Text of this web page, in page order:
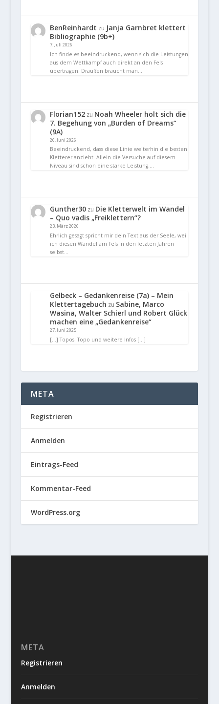
BenReinhardt zu Janja Garnbret klettert
Bibliographie (9b+)
7. Juli 2026
Ich finde es beeindruckend, wenn sich die Leistungen
aus dem Wettkampf auch direkt an den Fels
übertragen. Draußen braucht man…
Florian152zu Noah Wheeler holt sich die
7. Begehung von „Burden of Dreams“
(9A)
26. Juni 2026
Beeindruckend, dass diese Linie weiterhin die besten
Kletterer anzieht. Allein die Versuche auf diesem
Niveau sind schon eine starke Leistung.…
Gunther30zu Die Kletterwelt im Wandel
– Quo vadis „Freiklettern“?
23. März 2026
Ehrlich gesagt spricht mir dein Text aus der Seele, weil
ich diesen Wandel am Fels in den letzten Jahren
selbst…
Gelbeck – Gedankenreise (7a) – Mein
Klettertagebuch zu Sabine, Marco
Wasina, Walter Schierl und Robert Glück
machen eine „Gedankenreise“
27. Juni 2025
[…] Topos: Topo und weitere Infos […]
META
Registrieren
Anmelden
Eintrags-Feed
Kommentar-Feed
WordPress.org
META
Registrieren
Anmelden